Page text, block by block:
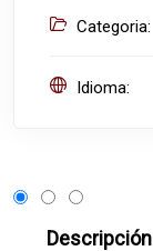
Descripción
Categoria:
Idioma: